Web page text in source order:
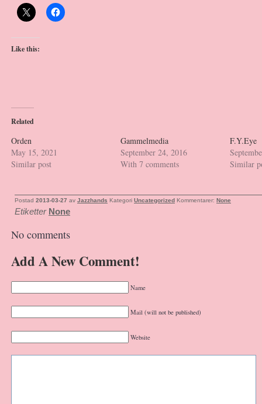
Like this:
Related
Orden
May 15, 2021
Similar post
Gammelmedia
September 24, 2016
With 7 comments
F.Y.Eye
Similar
Postad 2013-03-27 av Jazzhands Kategori Uncategorized Kommentarer: None
Etiketter None
No comments
Add A New Comment!
Name
Mail (will not be published)
Website